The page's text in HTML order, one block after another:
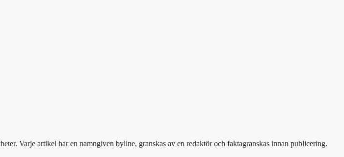
Varje artikel har en namngiven byline, granskas av en redaktör och faktagranskas innan publicering.